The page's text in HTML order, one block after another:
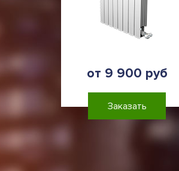
от 9 900 руб
Заказать